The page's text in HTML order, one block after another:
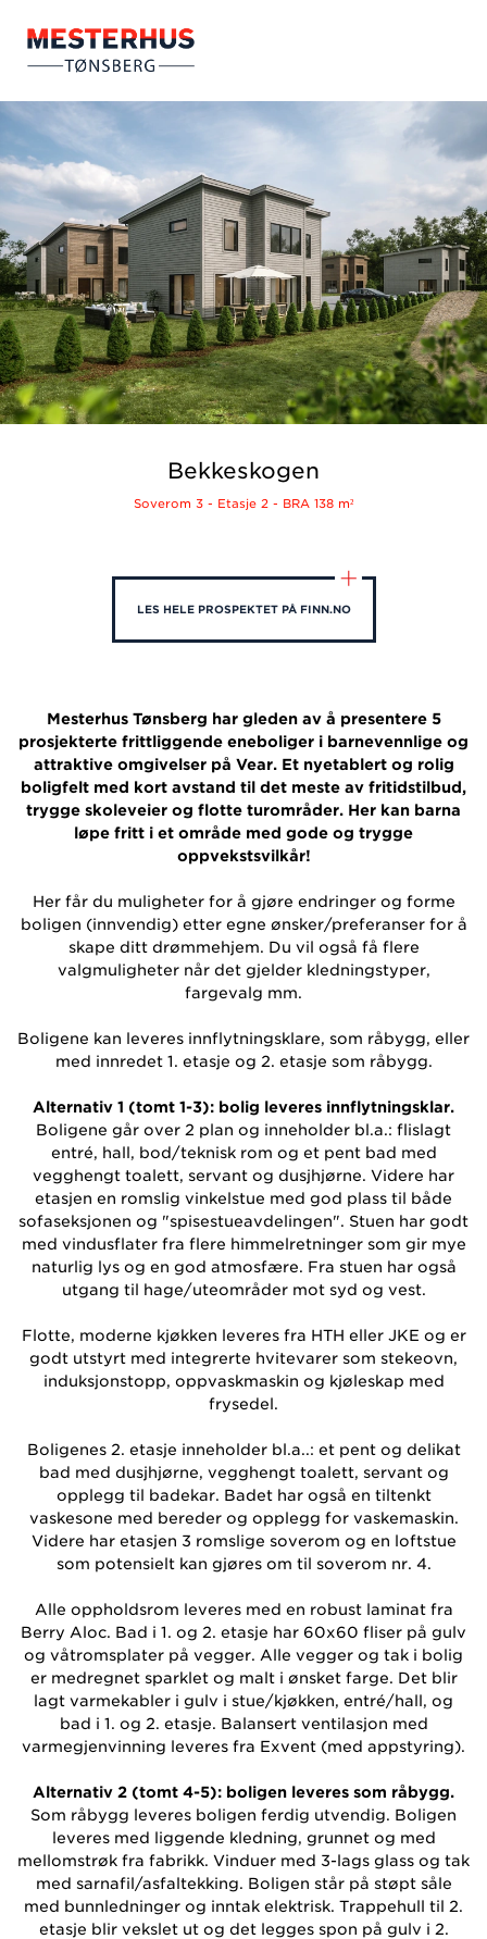
Bekkeskogen
Soverom 3 - Etasje 2 - BRA 138 m²
LES HELE PROSPEKTET PÅ FINN.NO
Mesterhus Tønsberg har gleden av å presentere 5
prosjekterte frittliggende eneboliger i barnevennlige og
attraktive omgivelser på Vear. Et nyetablert og rolig
boligfelt med kort avstand til det meste av fritidstilbud,
trygge skoleveier og flotte turområder. Her kan barna
løpe fritt i et område med gode og trygge
oppvekstsvilkår!
Her får du muligheter for å gjøre endringer og forme
boligen (innvendig) etter egne ønsker/preferanser for å
skape ditt drømmehjem. Du vil også få flere
valgmuligheter når det gjelder kledningstyper,
fargevalg mm.
Boligene kan leveres innflytningsklare, som råbygg, eller
med innredet 1. etasje og 2. etasje som råbygg.
Alternativ 1 (tomt 1-3): bolig leveres innflytningsklar.
Boligene går over 2 plan og inneholder bl.a.: flislagt
entré, hall, bod/teknisk rom og et pent bad med
vegghengt toalett, servant og dusjhjørne. Videre har
etasjen en romslig vinkelstue med god plass til både
sofaseksjonen og "spisestueavdelingen". Stuen har godt
med vindusflater fra flere himmelretninger som gir mye
naturlig lys og en god atmosfære. Fra stuen har også
utgang til hage/uteområder mot syd og vest.
Flotte, moderne kjøkken leveres fra HTH eller JKE og er
godt utstyrt med integrerte hvitevarer som stekeovn,
induksjonstopp, oppvaskmaskin og kjøleskap med
frysedel.
Boligenes 2. etasje inneholder bl.a..: et pent og delikat
bad med dusjhjørne, vegghengt toalett, servant og
opplegg til badekar. Badet har også en tiltenkt
vaskesone med bereder og opplegg for vaskemaskin.
Videre har etasjen 3 romslige soverom og en loftstue
som potensielt kan gjøres om til soverom nr. 4.
Alle oppholdsrom leveres med en robust laminat fra
Berry Aloc. Bad i 1. og 2. etasje har 60x60 fliser på gulv
og våtromsplater på vegger. Alle vegger og tak i bolig
er medregnet sparklet og malt i ønsket farge. Det blir
lagt varmekabler i gulv i stue/kjøkken, entré/hall, og
bad i 1. og 2. etasje. Balansert ventilasjon med
varmegjenvinning leveres fra Exvent (med appstyring).
Alternativ 2 (tomt 4-5): boligen leveres som råbygg.
Som råbygg leveres boligen ferdig utvendig. Boligen
leveres med liggende kledning, grunnet og med
mellomstrøk fra fabrikk. Vinduer med 3-lags glass og tak
med sarnafil/asfaltekking. Boligen står på støpt såle
med bunnledninger og inntak elektrisk. Trappehull til 2.
etasje blir vekslet ut og det legges spon på gulv i 2.